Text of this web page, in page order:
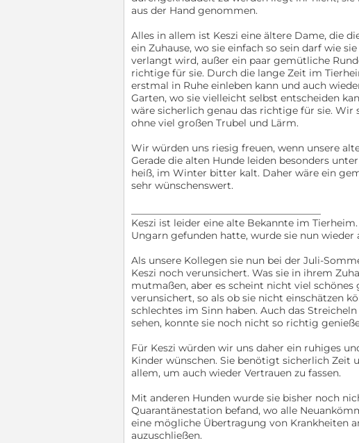
aus der Hand genommen.
Alles in allem ist Keszi eine ältere Dame, die
ein Zuhause, wo sie einfach so sein darf wie
verlangt wird, außer ein paar gemütliche
richtige für sie. Durch die lange Zeit im
erstmal in Ruhe einleben kann und auch
Garten, wo sie vielleicht selbst entscheiden
wäre sicherlich genau das richtige für sie.
ohne viel großen Trubel und Lärm.
Wir würden uns riesig freuen, wenn unsere
Gerade die alten Hunde leiden besonders
heiß, im Winter bitter kalt. Daher wäre ein
sehr wünschenswert.
Keszi ist leider eine alte Bekannte im
Ungarn gefunden hatte, wurde sie nun wieder
Als unsere Kollegen sie nun bei der Juli-
Keszi noch verunsichert. Was sie in ihrem
mutmaßen, aber es scheint nicht viel
verunsichert, so als ob sie nicht einschätzen
schlechtes im Sinn haben. Auch das
sehen, konnte sie noch nicht so richtig
Für Keszi würden wir uns daher ein ruhiges
Kinder wünschen. Sie benötigt sicherlich Zeit
allem, um auch wieder Vertrauen zu fassen.
Mit anderen Hunden wurde sie bisher noch
Quarantänestation befand, wo alle
eine mögliche Übertragung von Krankheiten
auzuschließen.